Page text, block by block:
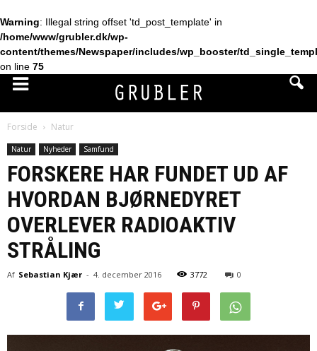
Warning: Illegal string offset 'td_post_template' in
/home/www/grubler.dk/wp-
content/themes/Newspaper/includes/wp_booster/
on line 75
Forside Natur
Natur Nyheder Samfund
FORSKERE HAR FUNDET UD AF
HVORDAN BJØRNEDYRET
OVERLEVER RADIOAKTIV
STRÅLING
Af Sebastian Kjær - 4. december 2016 3772 0